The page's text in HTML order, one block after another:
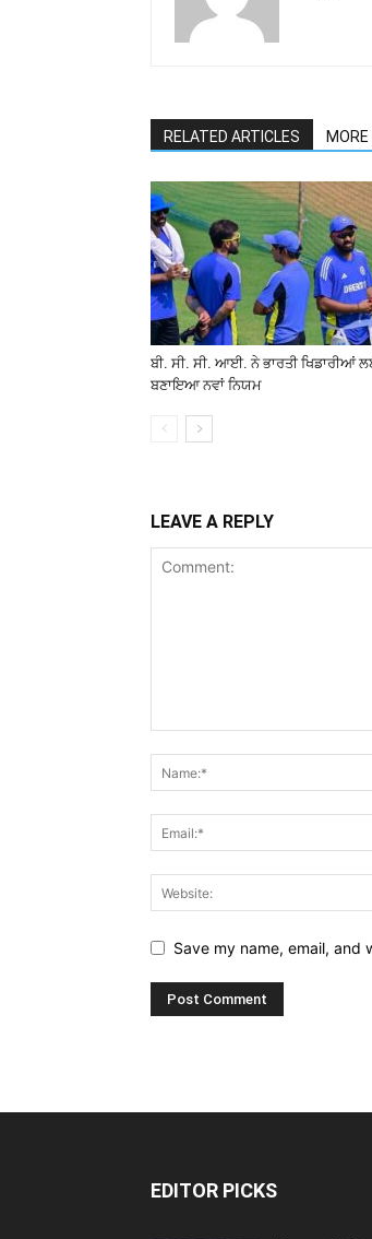
RELATED ARTICLES
ਬੀ. ਸੀ. ਸੀ. ਆਈ. ਨੇ ਭਾਰਤੀ ਖਿਡਾਰੀਆਂ
ਬਣਾਇਆ ਨਵਾਂ ਨਿਯਮ
LEAVE A REPLY
Save my name, email, and
EDITOR PICKS